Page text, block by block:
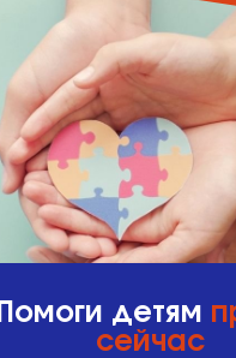
Помоги детям
сейчас